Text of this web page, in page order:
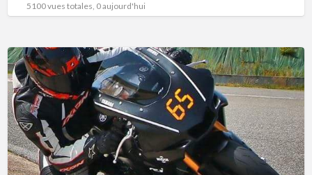
5100 vues totales, 0 aujourd'hui
Loc
Action
Motopiste